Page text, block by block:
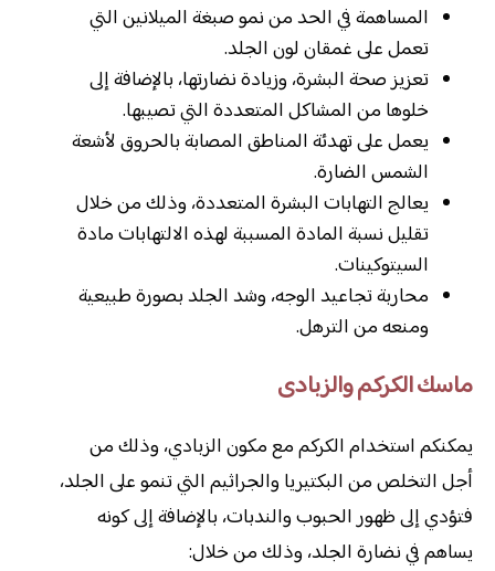
المساهمة في الحد من نمو صبغة الميلانين التي
تعمل على غمقان لون الجلد.
تعزيز صحة البشرة، وزيادة نضارتها، بالإضافة إلى
خلوها من المشاكل المتعددة التي تصيبها.
يعمل على تهدئة المناطق المصابة بالحروق لأشعة
الشمس الضارة.
يعالج التهابات البشرة المتعددة، وذلك من خلال
تقليل نسبة المادة المسببة لهذه الالتهابات مادة
السيتوكينات.
محاربة تجاعيد الوجه، وشد الجلد بصورة طبيعية
ومنعه من الترهل.
ماسك الكركم والزبادى
يمكنكم استخدام الكركم مع مكون الزبادي، وذلك من
أجل التخلص من البكتيريا والجراثيم التي تنمو على الجلد،
فتؤدي إلى ظهور الحبوب والندبات، بالإضافة إلى كونه
يساهم في نضارة الجلد، وذلك من خلال: